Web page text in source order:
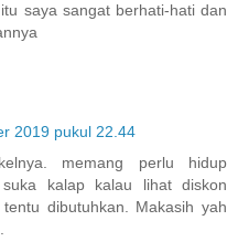
saya sangat berhati-hati dan
2019 pukul 22.44
memang perlu hidup
kalap kalau lihat diskon
dibutuhkan. Makasih yah